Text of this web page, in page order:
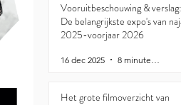
Vooruitbeschouwing & verslag:
De belangrijkste expo's van
2025-voorjaar 2026
16 dec 2025
Het grote filmoverzicht van